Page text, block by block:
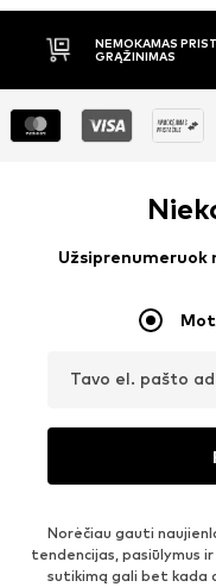
Užsiprenumeruok
Tavo el. pašto
Norėčiau gauti
tendencijas, pasiūlymus
sutikimą gali bet kada